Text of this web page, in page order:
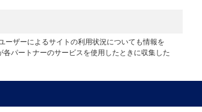
ザーによるサイトの利用状況についても情報を
パートナーのサービスを使用したときに収集した